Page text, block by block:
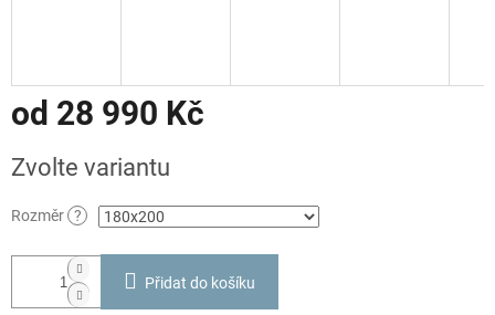
od 28 990 Kč
cena:
Zvolte variantu
Rozměr ?
Přidat do košíku